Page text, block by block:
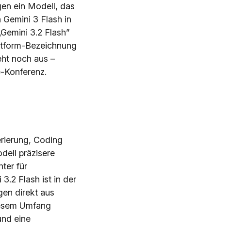
ein Modell, das
3 Flash in
3.2 Flash”
Bezeichnung
noch aus –
Konferenz.
Coding
präzisere
für
3.2 Flash ist in der
direkt aus
Umfang
eine